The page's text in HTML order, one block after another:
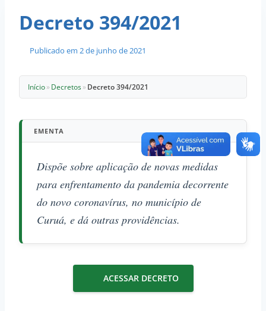
Decreto 394/2021
Publicado em 2 de junho de 2021
Início» Decretos» Decreto 394/2021
EMENTA
Dispõe sobre aplicação de novas medidas
para enfrentamento da pandemia decorrente
do novo coronavírus, no município de
Curuá, e dá outras providências.
ACESSAR DECRETO